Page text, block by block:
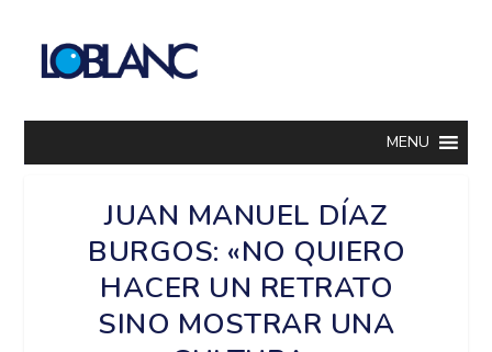
MENU
JUAN MANUEL DÍAZ
BURGOS: «NO QUIERO
HACER UN RETRATO
SINO MOSTRAR UNA